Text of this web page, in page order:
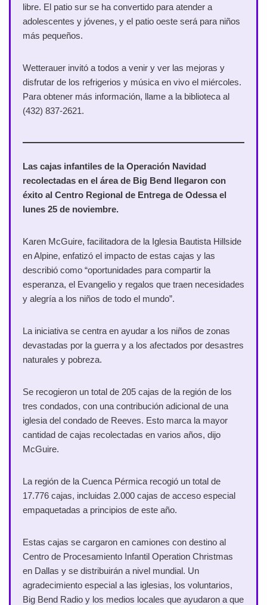
libre. El patio sur se ha convertido para atender a
adolescentes y jóvenes, y el patio oeste será para niños
más pequeños.
Wetterauer invitó a todos a venir y ver las mejoras y
disfrutar de los refrigerios y música en vivo el miércoles.
Para obtener más información, llame a la biblioteca al
(432) 837-2621.
Las cajas infantiles de la Operación Navidad
recolectadas en el área de Big Bend llegaron con
éxito al Centro Regional de Entrega de Odessa el
lunes 25 de noviembre.
Karen McGuire, facilitadora de la Iglesia Bautista Hillside
en Alpine, enfatizó el impacto de estas cajas y las
describió como “oportunidades para compartir la
esperanza, el Evangelio y regalos que traen necesidades
y alegría a los niños de todo el mundo”.
La iniciativa se centra en ayudar a los niños de zonas
devastadas por la guerra y a los afectados por desastres
naturales y pobreza.
Se recogieron un total de 205 cajas de la región de los
tres condados, con una contribución adicional de una
iglesia del condado de Reeves. Esto marca la mayor
cantidad de cajas recolectadas en varios años, dijo
McGuire.
La región de la Cuenca Pérmica recogió un total de
17.776 cajas, incluidas 2.000 cajas de acceso especial
empaquetadas a principios de este año.
Estas cajas se cargaron en camiones con destino al
Centro de Procesamiento Infantil Operation Christmas
en Dallas y se distribuirán a nivel mundial. Un
agradecimiento especial a las iglesias, los voluntarios,
Big Bend Radio y los medios locales que ayudaron a que